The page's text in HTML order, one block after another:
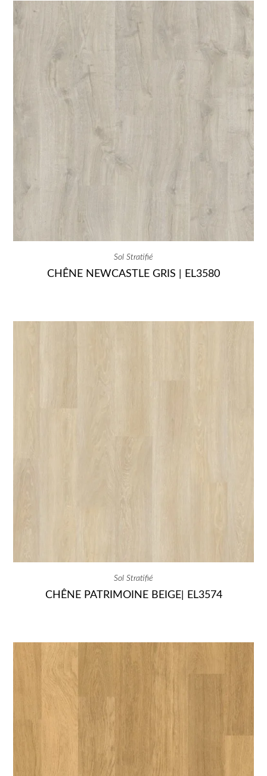
Sol Stratifié
CHÊNE NEWCASTLE GRIS | EL3580
Sol Stratifié
CHÊNE PATRIMOINE BEIGE| EL3574